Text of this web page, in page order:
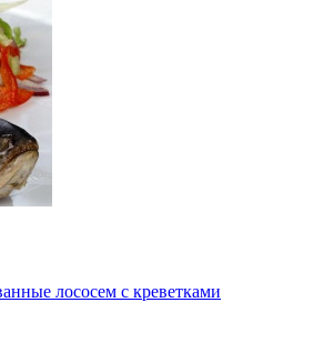
лососем с креветками